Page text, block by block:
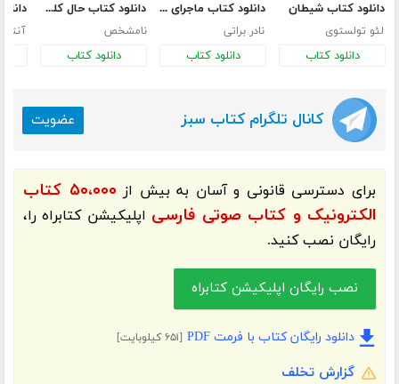
دانلود کتاب شیطان
لئو تولستوی
دانلود کتاب
دانلود کتاب ماجرای یک نامه
نادر براتی
دانلود کتاب
دانلود کتاب حال کلمه‌ها چطور است؟
نامشخص
دانلود کتاب
کانال تلگرام کتاب سبز عضویت
برای دسترسی قانونی و آسان به بیش از
۵۰،۰۰۰ کتاب
الکترونیک و کتاب صوتی فارسی اپلیکیشنکتابراهرا،
رایگان نصب کنید.
نصب رایگان اپلیکیشن کتابراه
دانلود رایگان کتاب با فرمت PDF [۶۵۱ کیلوبایت]
گزارش تخلف